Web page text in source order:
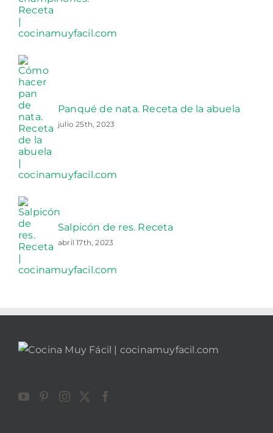
Panqué de nata. Receta de la abuela
julio 25th, 2023
Salpicón de res. Receta
abril 17th, 2023